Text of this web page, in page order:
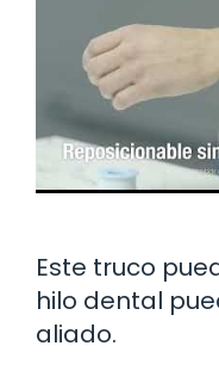
Este truco
hilo dental
aliado.